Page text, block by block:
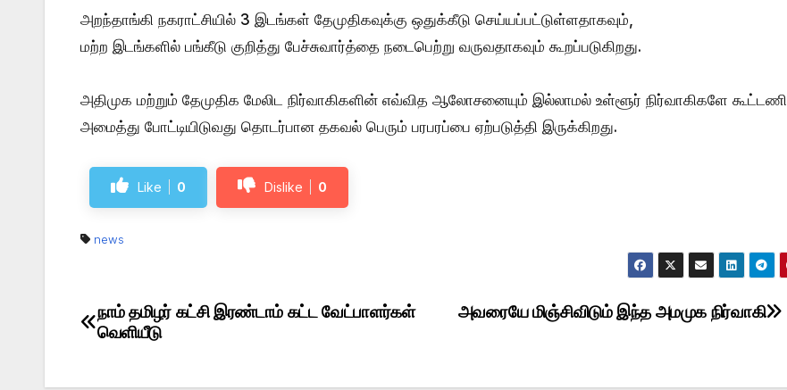
அறந்தாங்கி நகராட்சியில் 3 இடங்கள் தேமுதிகவுக்கு ஒதுக்கீடு செய்யப்பட்டுள்ளதாகவும்,
மற்ற இடங்களில் பங்கீடு குறித்து பேச்சுவார்த்தை நடைபெற்று வருவதாகவும் கூறப்படுகிறது.
அதிமுக மற்றும் தேமுதிக மேலிட நிர்வாகிகளின் எவ்வித ஆலோசனையும் இல்லாமல் உள்ளூர் நிர்வாகிகளே கூட்டணி
அமைத்து போட்டியிடுவது தொடர்பான தகவல் பெரும் பரபரப்பை ஏற்படுத்தி இருக்கிறது.
Like 0 Dislike 0
news
Post
அவரையே மிஞ்சிவிடும் இந்த அமமுக நிர்வாகி
நாம் தமிழர் கட்சி இரண்டாம் கட்ட வேட்பாளர்கள்
வெளியீடு